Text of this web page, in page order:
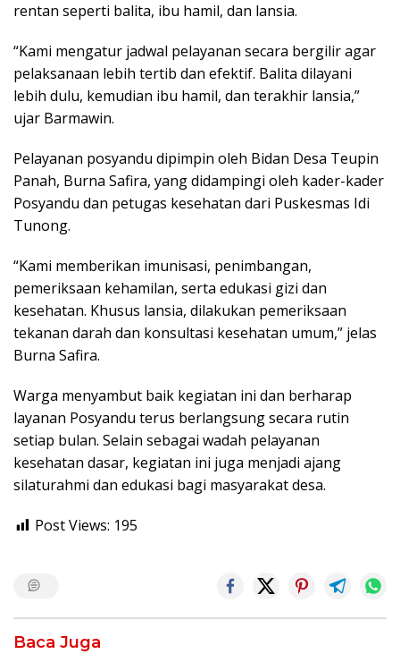
rentan seperti balita, ibu hamil, dan lansia.
“Kami mengatur jadwal pelayanan secara bergilir agar
pelaksanaan lebih tertib dan efektif. Balita dilayani
lebih dulu, kemudian ibu hamil, dan terakhir lansia,”
ujar Barmawin.
Pelayanan posyandu dipimpin oleh Bidan Desa Teupin
Panah, Burna Safira, yang didampingi oleh kader-kader
Posyandu dan petugas kesehatan dari Puskesmas Idi
Tunong.
“Kami memberikan imunisasi, penimbangan,
pemeriksaan kehamilan, serta edukasi gizi dan
kesehatan. Khusus lansia, dilakukan pemeriksaan
tekanan darah dan konsultasi kesehatan umum,” jelas
Burna Safira.
Warga menyambut baik kegiatan ini dan berharap
layanan Posyandu terus berlangsung secara rutin
setiap bulan. Selain sebagai wadah pelayanan
kesehatan dasar, kegiatan ini juga menjadi ajang
silaturahmi dan edukasi bagi masyarakat desa.
Post Views: 195
Baca Juga